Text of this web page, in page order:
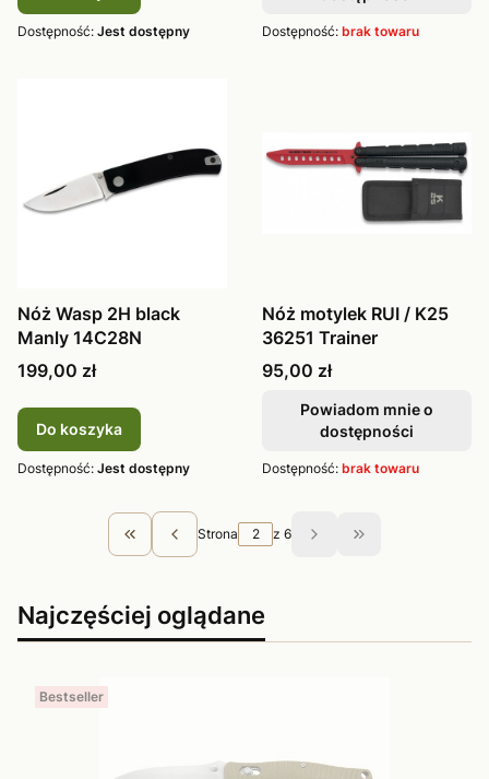
Dostępność: Jest dostępny Dostępność: brak towaru
Nóż Wasp 2H black
Manly 14C28N
Cena
199,00 zł
Do koszyka
Dostępność: Jest dostępny
Nóż motylek RUI / K25
36251 Trainer
Cena
95,00 zł
Powiadom mnie o
dostępności
Dostępność: brak towaru
Wróć do pierwszej strony z produktami
Strona z 6 Przejdź do
Najczęściej oglądane
Bestseller